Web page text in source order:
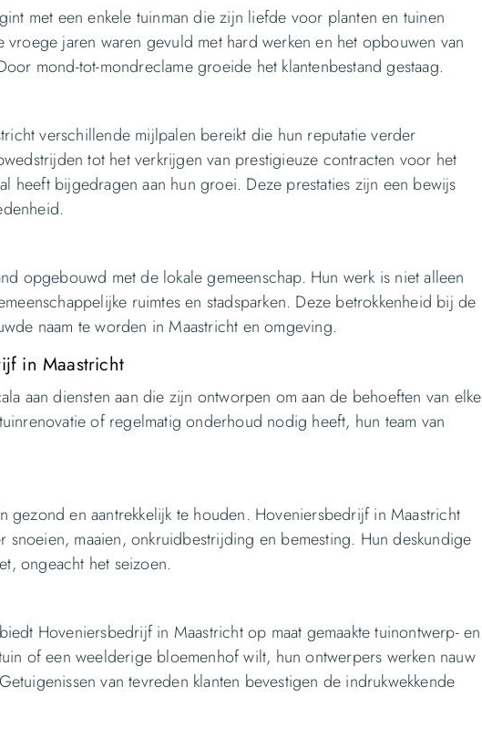
met een enkele tuinman die zijn liefde voor planten en tuinen
jaren waren gevuld met hard werken en het opbouwen van
mond-tot-mondreclame groeide het klantenbestand gestaag.
verschillende mijlpalen bereikt die hun reputatie verder
tot het verkrijgen van prestigieuze contracten voor het
heeft bijgedragen aan hun groei. Deze prestaties zijn een bewijs
opgebouwd met de lokale gemeenschap. Hun werk is niet alleen
ruimtes en stadsparken. Deze betrokkenheid bij de
naam te worden in Maastricht en omgeving.
in Maastricht
aan diensten aan die zijn ontworpen om aan de behoeften van elke
of regelmatig onderhoud nodig heeft, hun team van
gezond en aantrekkelijk te houden. Hoveniersbedrijf in Maastricht
maaien, onkruidbestrijding en bemesting. Hun deskundige
ongeacht het seizoen.
Hoveniersbedrijf in Maastricht op maat gemaakte tuinontwerp- en
of een weelderige bloemenhof wilt, hun ontwerpers werken nauw
van tevreden klanten bevestigen de indrukwekkende